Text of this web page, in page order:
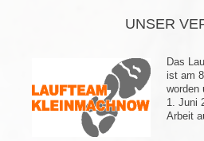
UNSER
Das
ist am
worden
1. Juni
Arbeit